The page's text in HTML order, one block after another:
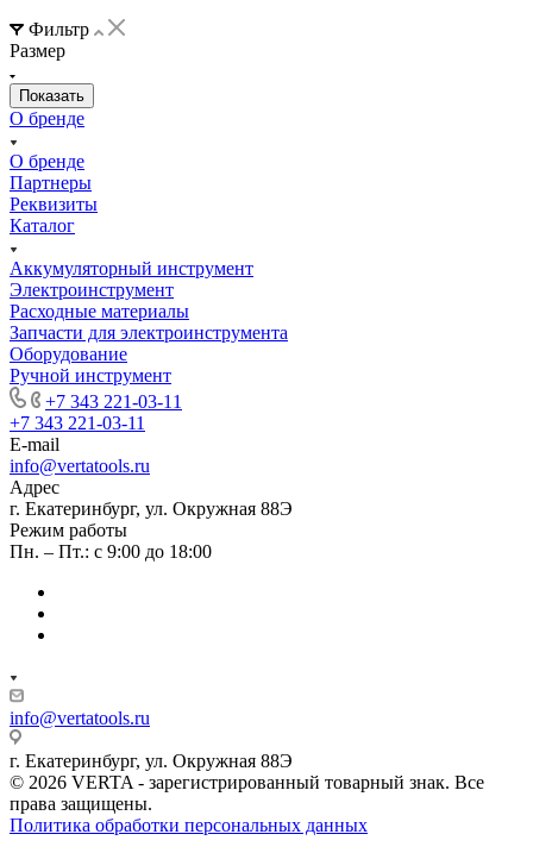
Фильтр
Размер
О бренде
О бренде
Партнеры
Реквизиты
Каталог
Аккумуляторный инструмент
Электроинструмент
Расходные материалы
Запчасти для электроинструмента
Оборудование
Ручной инструмент
+7 343 221-03-11
+7 343 221-03-11
E-mail
info@vertatools.ru
Адрес
г. Екатеринбург, ул. Окружная 88Э
Режим работы
Пн. – Пт.: с 9:00 до 18:00
info@vertatools.ru
г. Екатеринбург, ул. Окружная 88Э
© 2026 VERTA - зарегистрированный товарный знак. Все
права защищены.
Политика обработки персональных данных